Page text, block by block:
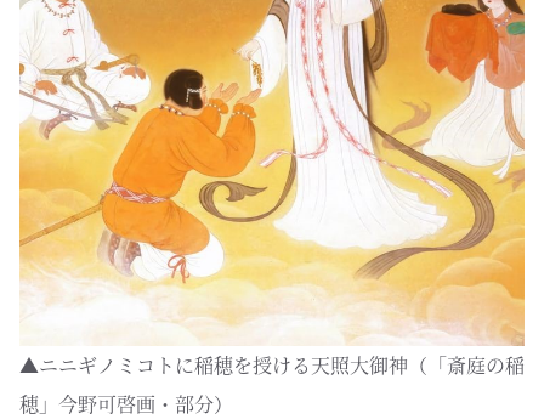
▲ニニギノミコトに稲穂を授ける天照大御神（「斎庭の稲
穂」今野可啓画・部分）